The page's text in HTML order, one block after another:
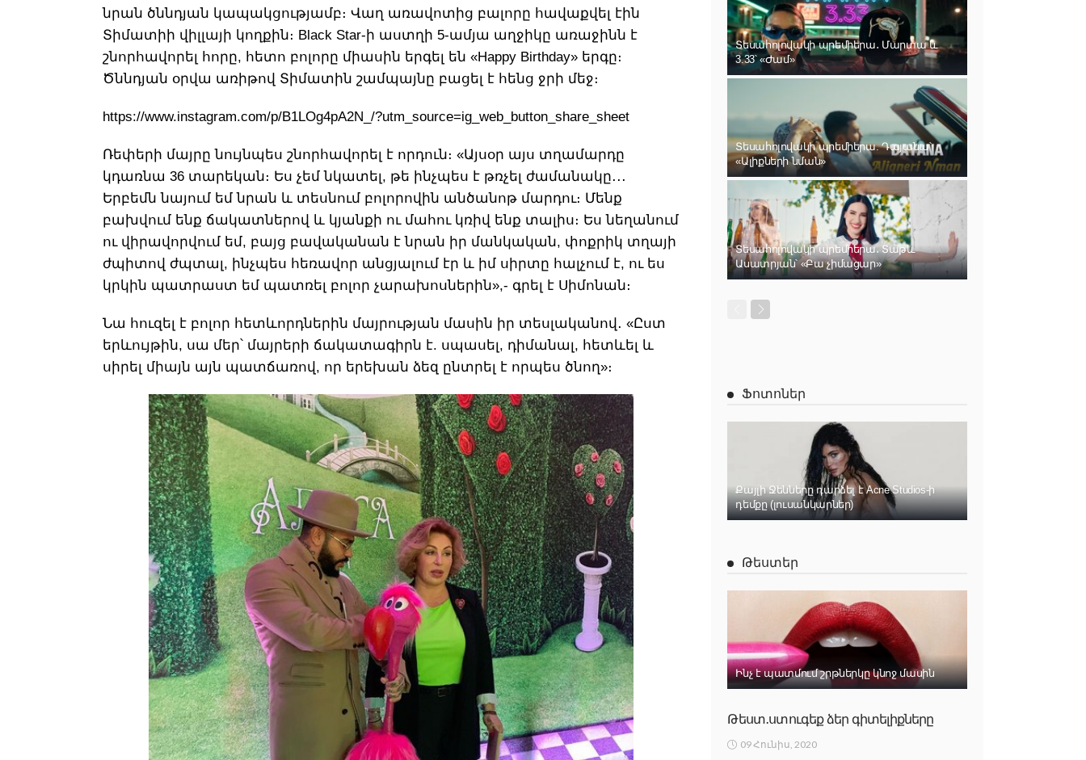
նրան ծննդյան կապակցությամբ։ Վաղ առավոտից բալորը հավաքվել էին
Տիմատիի վիլլայի կողքին։ Black Star-ի աստղի 5-ամյա աղջիկը առաջինն է
շնորհավորել հորը, հետո բոլորը միասին երգել են «Happy Birthday» երգը։
Ծննդյան օրվա առիթով Տիմատին շամպայնը բացել է հենց ջրի մեջ։
https://www.instagram.com/p/B1LOg4pA2N_/?utm_source=ig_web_button_share_sheet
Ռեփերի մայրը նույնպես շնորհավորել է որդուն։ «Այսօր այս տղամարդը
կդառնա 36 տարեկան։ Ես չեմ նկատել, թե ինչպես է թռչել ժամանակը․․․
Երբեմն նայում եմ նրան և տեսնում բոլորովին անծանոթ մարդու։ Մենք
բախվում ենք ճակատներով և կյանքի ու մահու կռիվ ենք տալիս։ Ես նեղանում
ու վիրավորվում եմ, բայց բավականան է նրան իր մանկական, փոքրիկ տղայի
ժպիտով ժպտալ, ինչպես հեռավոր անցյալում էր և իմ սիրտը հալչում է, ու ես
կրկին պատրաստ եմ պատռել բոլոր չարախոսներին»,- գրել է Սիմոնան։
Նա հուզել է բոլոր հետևորդներին մայրության մասին իր տեսլականով․ «Ըստ
երևույթին, սա մեր՝ մայրերի ճակատագիրն է. սպասել, դիմանալ, հետևել և
սիրել միայն այն պատճառով, որ երեխան ձեզ ընտրել է որպես ծնող»։
Տեսահոլովակի պրեմիերա․ Մարտա և
3.33՝ «Ժամ»
Տեսահոլովակի պրեմիերա. Դայանա՝
«Ալիքների նման»
Տեսահոլովակի պրեմիերա․ Տաթև
Ասատրյան՝ «Բա չիմացար»
Ֆոտոներ
Քայլի Ջենները դարձել է Acne Studios-ի
դեմքը (լուսանկարներ)
Թեստեր
Ինչ է պատմում շրթներկը կնոջ մասին
Թեստ․ստուգեք ձեր գիտելիքները
09 Հունիս, 2020